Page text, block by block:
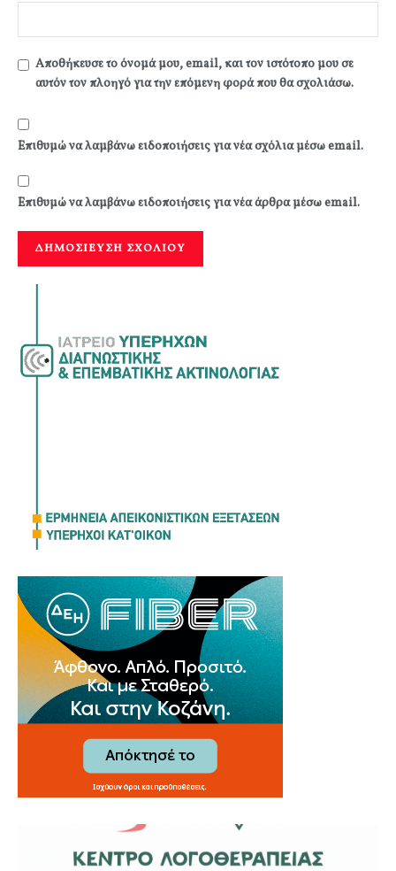
Αποθήκευσε το όνομά μου, email, και τον ιστότοπο μου σε
αυτόν τον πλοηγό για την επόμενη φορά που θα σχολιάσω.
Επιθυμώ να λαμβάνω ειδοποιήσεις για νέα σχόλια μέσω email.
Επιθυμώ να λαμβάνω ειδοποιήσεις για νέα άρθρα μέσω email.